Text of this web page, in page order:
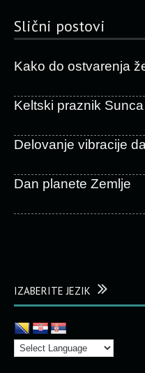
Slični postovi
Kako do ostvarenja
Keltski praznik Sunca
Delovanje vibracije
Dan planete Zemlje
IZABERITE JEZIK